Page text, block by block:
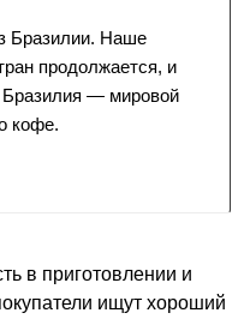
Бразилии. Наше
продолжается, и
Бразилия — мировой
кофе.
в приготовлении и
ищут хороший